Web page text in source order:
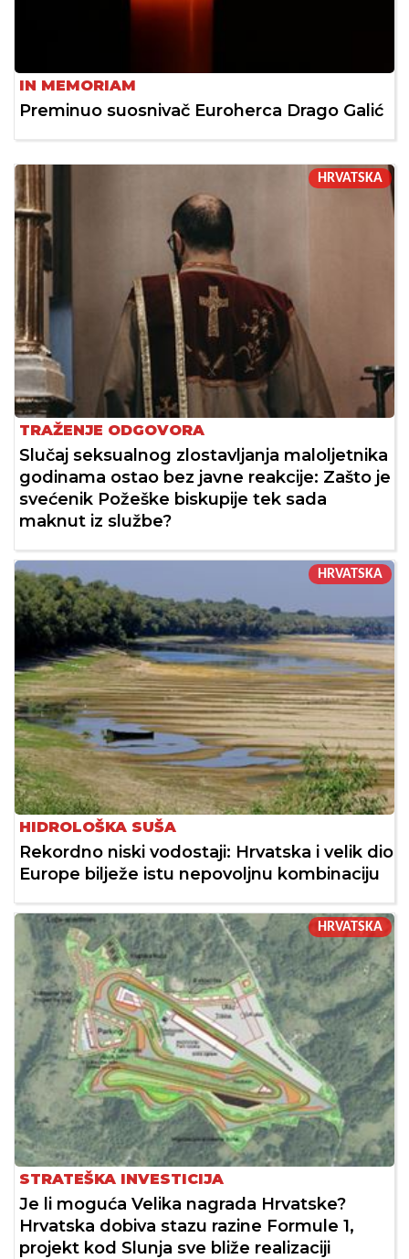
IN MEMORIAM
Preminuo suosnivač Euroherca Drago Galić
HRVATSKA
TRAŽENJE ODGOVORA
Slučaj seksualnog zlostavljanja maloljetnika
godinama ostao bez javne reakcije: Zašto je
svećenik Požeške biskupije tek sada
maknut iz službe?
HRVATSKA
HIDROLOŠKA SUŠA
Rekordno niski vodostaji: Hrvatska i velik dio
Europe bilježe istu nepovoljnu kombinaciju
HRVATSKA
STRATEŠKA INVESTICIJA
Je li moguća Velika nagrada Hrvatske?
Hrvatska dobiva stazu razine Formule 1,
projekt kod Slunja sve bliže realizaciji